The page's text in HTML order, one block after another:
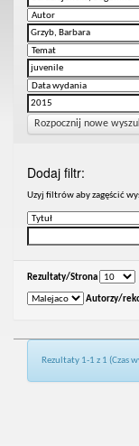
Rozpocznij nowe
Dodaj filtr:
Uzyj filtrów aby zagęścić
Rezultaty/Strona
Autorzy/
Rezultaty 1-1 z 1 (Czas